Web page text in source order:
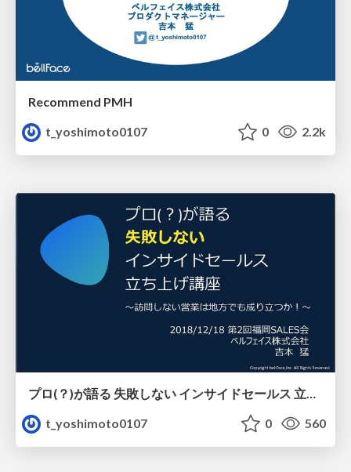
Recommend PMH
t_yoshimoto0107
0 2.2k
プロ(？)が語る 失敗しない インサイドセールス 立ち上げ講座
t_yoshimoto0107
0 560